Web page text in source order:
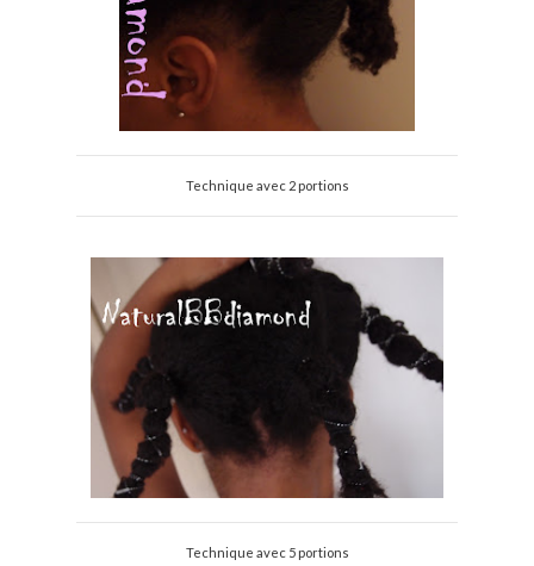
Technique avec 2 portions
Technique avec 5 portions